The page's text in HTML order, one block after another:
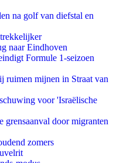
na golf van diefstal en
naar Eindhoven
Formule 1-seizoen
ruimen mijnen in Straat van
voor 'Israëlische
grensaanval door migranten
zomers